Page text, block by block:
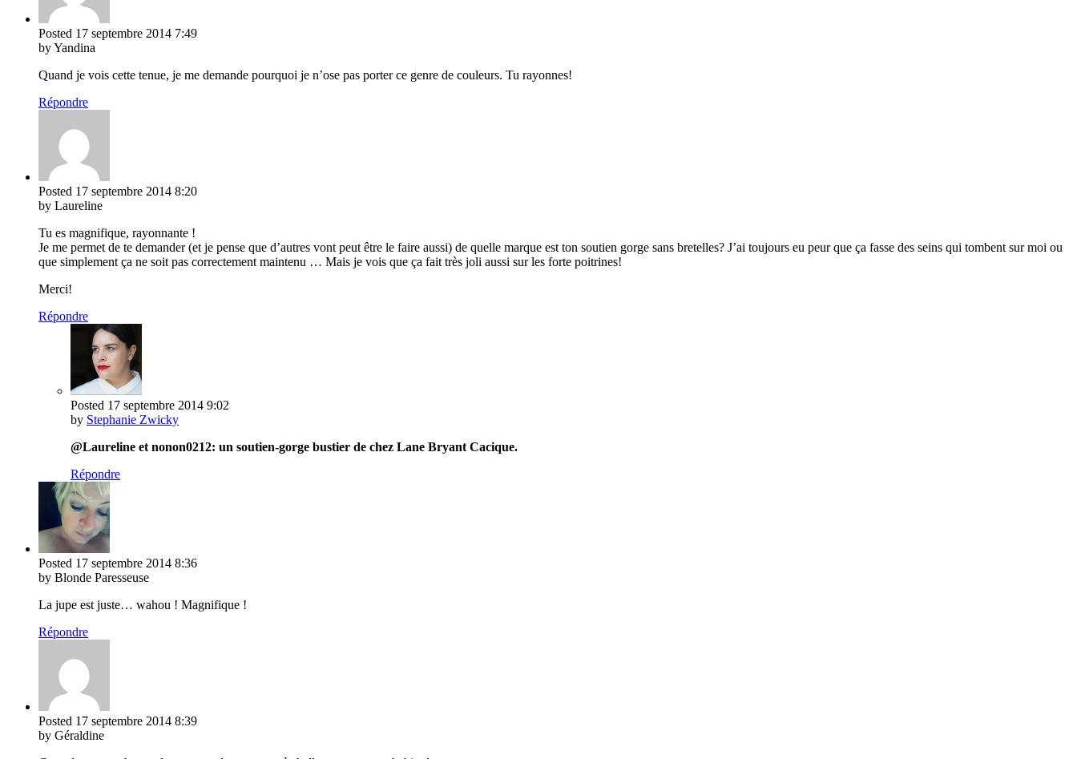
Posted 17 septembre 2014 7:49
by Yandina
Quand je vois cette tenue, je me demande pourquoi je n’ose pas porter ce genre de couleurs. Tu rayonnes!
Répondre
Posted 17 septembre 2014 8:20
by Laureline
Tu es magnifique, rayonnante !
Je me permet de te demander (et je pense que d’autres vont peut être le faire aussi) de quelle marque est ton soutien gorge sans bretelles? J’ai toujours eu peur que ça fasse des seins qui tombent sur moi ou
que simplement ça ne soit pas correctement maintenu … Mais je vois que ça fait très joli aussi sur les forte poitrines!
Merci!
Répondre
Posted 17 septembre 2014 9:02
by Stephanie Zwicky
@Laureline et nonon0212: un soutien-gorge bustier de chez Lane Bryant Cacique.
Répondre
Posted 17 septembre 2014 8:36
by Blonde Paresseuse
La jupe est juste… wahou ! Magnifique !
Répondre
Posted 17 septembre 2014 8:39
by Géraldine